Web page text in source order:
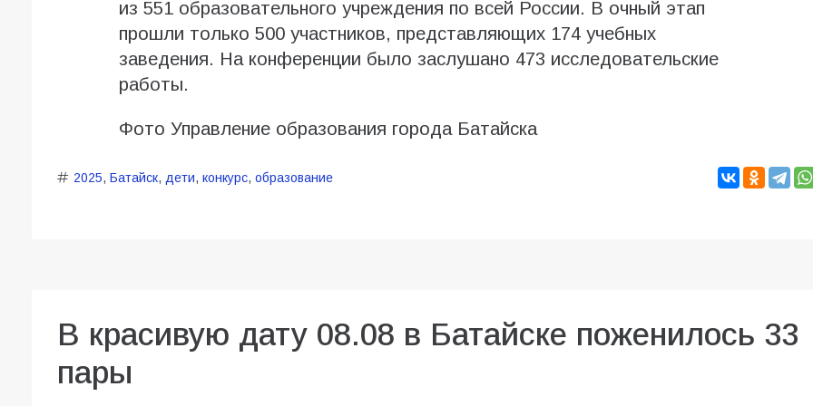
из 551 образовательного учреждения по всей России. В очный этап
прошли только 500 участников, представляющих 174 учебных
заведения. На конференции было заслушано 473 исследовательские
работы.
Фото Управление образования города Батайска
2025, Батайск, дети, конкурс, образование
В красивую дату 08.08 в Батайске поженилось 33
пары